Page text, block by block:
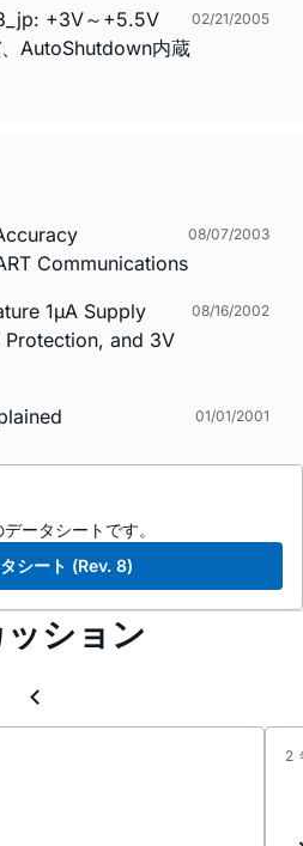
+3V～+5.5V
AutoShutdown内蔵
02/21/2005
Communications
08/07/2003
1µA Supply
Protection, and 3V
08/16/2002
01/01/2001
ータシートです。
シート (Rev. 8)
ション
2